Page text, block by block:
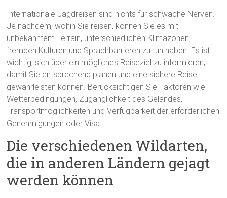
Internationale Jagdreisen sind nichts für schwache Nerven.
Je nachdem, wohin Sie reisen, können Sie es mit
unbekanntem Terrain, unterschiedlichen Klimazonen,
fremden Kulturen und Sprachbarrieren zu tun haben. Es ist
wichtig, sich über ein mögliches Reiseziel zu informieren,
damit Sie entsprechend planen und eine sichere Reise
gewährleisten können. Berücksichtigen Sie Faktoren wie
Wetterbedingungen, Zugänglichkeit des Geländes,
Transportmöglichkeiten und Verfügbarkeit der erforderlichen
Genehmigungen oder Visa.
Die verschiedenen Wildarten,
die in anderen Ländern gejagt
werden können